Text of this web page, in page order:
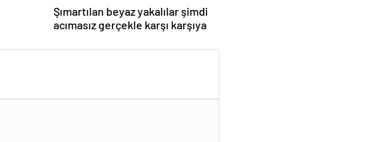
Şımartılan beyaz yakalılar şimdi
acımasız gerçekle karşı karşıya